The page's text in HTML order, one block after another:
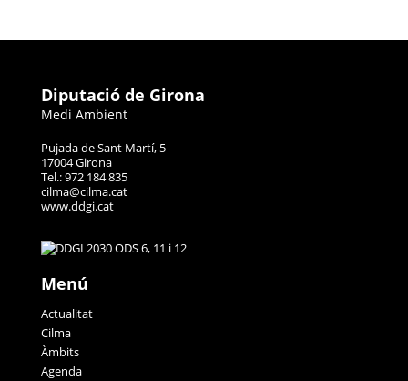
Diputació de Girona
Medi Ambient
Pujada de Sant Martí, 5
17004 Girona
Tel.: 972 184 835
cilma@cilma.cat
www.ddgi.cat
Menú
Actualitat
Cilma
Àmbits
Agenda